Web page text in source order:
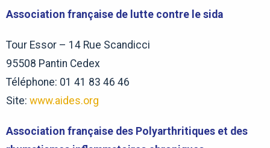
Association française de lutte contre le sida
Tour Essor – 14 Rue Scandicci
95508 Pantin Cedex
Téléphone: 01 41 83 46 46
Site: www.aides.org
Association française des Polyarthritiques et des